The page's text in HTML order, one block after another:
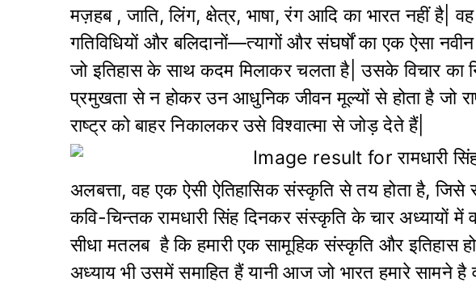
मज़हब , जाति, लिंग, क्षेत्र, भाषा, रंग आदि का भारत नहीं है|
गतिविधियों और बलिदानों—त्यागों और संघर्षों का एक ऐसा
जो इतिहास के साथ कदम मिलाकर चलता है| उसके विचार का
प्रमुखता से न होकर उन आधुनिक जीवन मूल्यों से होता है जो
राष्ट्र को बाहर निकालकर उसे विश्वात्मा से जोड़ देते हैं|
अलबत्ता, वह एक ऐसी ऐतिहासिक संस्कृति से तय होता है, जिसे
कवि-चिन्तक रामधारी सिंह दिनकर संस्कृति के चार अध्यायों
सीधा मतलब है कि हमारी एक सामूहिक संस्कृति और इतिहास
अध्याय भी उसमें समाहित हैं यानी आज जो भारत हमारे सामने